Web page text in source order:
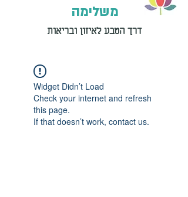
משלימה
דרך הטבע לאיזון ובריאות
Widget Didn’t Load
Check your internet and refresh
this page.
If that doesn’t work, contact us.